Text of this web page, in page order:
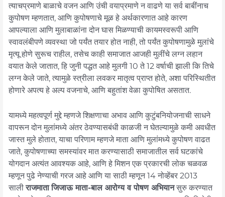
त्याचप्रमाणे बाळाचे वजन आणि उंची वयाप्रमाणे न वाढणे या सर्व बाबींनाच
कुपोषण म्हणतात, आणि कुपोषणाचे मूळ हे अर्थकारणात आहे कारण
आपल्याला आणि मुलाबाळांना दोन घास मिळण्याची कायमस्वरूपी आणि
स्वावलंबीपणे व्यवस्था जो पर्यंत तयार होत नाही, तो पर्यंत कुपोषणामुळे मुलांचे
मृत्यू होणे सुरूच राहील, तसेच काही समाजात आजही मुलींचे लग्न लहान
वयात केले जातात, हि जुनी पद्धत आहे मुलगी 10 ते 12 वर्षाची झाली कि तिचे
लग्न केले जाते, त्यामुळे स्त्रीला लवकर मातृत्व प्राप्त होते, अशा परिस्थितीत
होणारे अपत्य हे अल्प वजनाचे, आणि बहुतांश वेळा कुपोषित असतात.
यामध्ये महत्वपूर्ण मुद्दे म्हणजे शिक्षणाचा अभाव आणि कुटुंबनियोजनाची साधने
वापरून दोन मुलांमध्ये अंतर ठेवण्यासबंधी काळजी न घेतल्यामुळे कमी अवधीत
जास्त मुले होतात, याचा परिणाम म्हणजे माता आणि मुलांमध्ये कुपोषण वाढत
जाते, कुपोषणाच्या समस्यांवर मात करण्यासाठी समाजातील सर्व घटकांचे
योगदान अत्यंत आवश्यक आहे, आणि हे मिशन एक प्रकारची लोक चळवळ
म्हणून पुढे नेण्याची गरज आहे आणि या साठी म्हणून 14 नोव्हेंबर 2013
सालीराजमाता जिजाऊ माता-बाल आरोग्य व पोषण अभियानसुरु करण्यात